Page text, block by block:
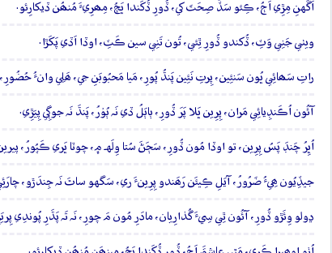
اَگَهنِ مِڙِي اَڄُ، ڪِئو سَڏُ صِحَتَ کي، ڏُورِ ڏُکَندا ڀَڄُ، مِھرِيءَ مُنھُن ڏيکارِئو.
ويٺي جَنِي وَٽِ، ڏُکندو ڏُورِ ٿِئي، تُون تَنِي سين ڪَٽِ، اوڏا اَڏي پَکَڙا.
راتِ سَھائِي ڀُون سَنئِين، پِرتِ نَئِين پَنڌُ پُورِ، مَيا مَحبُوبَنِ جي، ھَلِي وانءُ
آئُون اُڪَنڊِيائِي مَران، پِرِين ڀَلا پَرَ ڏُورِ، ٻاٻَلُ ڏي نَہ ٻُوۡرُ، پَنڌَ نَہ جوڳِي پِيَڙِي.
اُڀِرُ چَنڊَ پَسُ پِرِين، تو اوڏا مُون ڏُورِ، سَڄَڻَ سُتا وِلَهہ ۾، چوٽا ڀَري ڪَپُورُ،
جيڏِيُون ھِيءُ ضَرُورُ، آيَلِ ڪِيئَن رَھَندو پِرِينءَ ري، سَگهو ساٿَ نَہ جِندَڙو،
ڍولو وِئَڙو ڏُورِ، آئُون ٿِي سِيءَ گُذارِيان، مادَرِ مُون مَ چورِ، نَہ تَہ پَڌَرِ پُوندِي